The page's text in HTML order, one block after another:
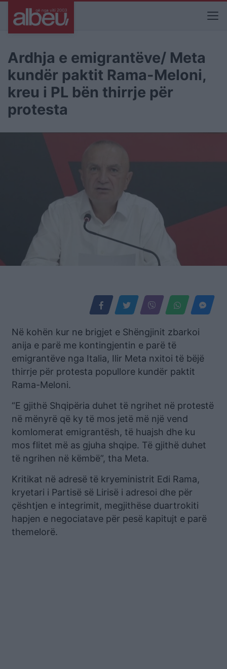
Ardhja e emigrantëve/ Meta
kundër paktit Rama-Meloni,
kreu i PL bën thirrje për
protesta
Në kohën kur ne brigjet e Shëngjinit zbarkoi
anija e parë me kontingjentin e parë të
emigrantëve nga Italia, Ilir Meta nxitoi të bëjë
thirrje për protesta popullore kundër paktit
Rama-Meloni.
“E gjithë Shqipëria duhet të ngrihet në protestë
në mënyrë që ky të mos jetë më një vend
komlomerat emigrantësh, të huajsh dhe ku
mos flitet më as gjuha shqipe. Të gjithë duhet
të ngrihen në këmbë”, tha Meta.
Kritikat në adresë të kryeministrit Edi Rama,
kryetari i Partisë së Lirisë i adresoi dhe për
çështjen e integrimit, megjithëse duartrokiti
hapjen e negociatave për pesë kapitujt e parë
themelorë.